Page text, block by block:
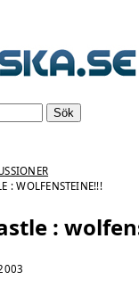
Sök
: WOLFENSTEINE!!!
: